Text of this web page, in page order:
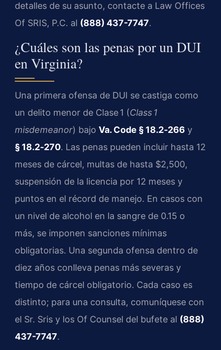
detalles de su asunto, contacte a Law Offices
Of SRIS, P.C. al (888) 437-7747.
¿Cuáles son las penas por un DUI
en Virginia?
Una primera ofensa de DUI se castiga como
un delito menor de Clase 1 (Class 1
misdemeanor) bajo Va. Code § 18.2‑266 y
§ 18.2‑270. Las penas pueden incluir hasta 12
meses de cárcel, multas de hasta $2,500,
suspensión de la licencia por 12 meses y
puntos en el récord de manejo. En casos con
un nivel de alcohol en la sangre de 0.15 o
más, se imponen sanciones mínimas
obligatorias. Una segunda ofensa dentro de
diez años conlleva penas más severas y
tiempo de cárcel obligatorio. Cada caso es
distinto; para una consulta, comuníquese con
el Sr. Sris y los Of Counsel del bufete al (888)
437-7747.